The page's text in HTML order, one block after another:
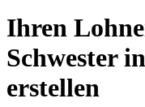
Ihren
Schwester
erstellen